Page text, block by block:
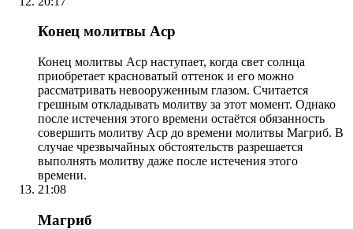
Конец молитвы Аср
Конец молитвы Аср наступает, когда свет солнца
приобретает красноватый оттенок и его можно
рассматривать невооруженным глазом. Считается
грешным откладывать молитву за этот момент. Однако
после истечения этого времени остаётся обязанность
совершить молитву Аср до времени молитвы Магриб. В
случае чрезвычайных обстоятельств разрешается
выполнять молитву даже после истечения этого
времени.
21:08
Магриб